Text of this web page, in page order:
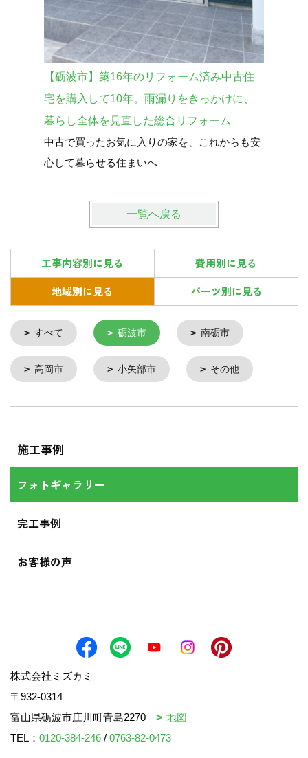
【砺波市】築16年のリフォーム済み中古住
宅を購入して10年。雨漏りをきっかけに、
暮らし全体を見直した総合リフォーム
中古で買ったお気に入りの家を、これからも安
心して暮らせる住まいへ
一覧へ戻る
工事内容別に見る
費用別に見る
地域別に見る
パーツ別に見る
すべて 砺波市 南砺市
高岡市 小矢部市 その他
施工事例
フォトギャラリー
完工事例
お客様の声
株式会社ミズカミ
〒932-0314
富山県砺波市庄川町青島2270
地図
TEL： 0120-384-246 / 0763-82-0473